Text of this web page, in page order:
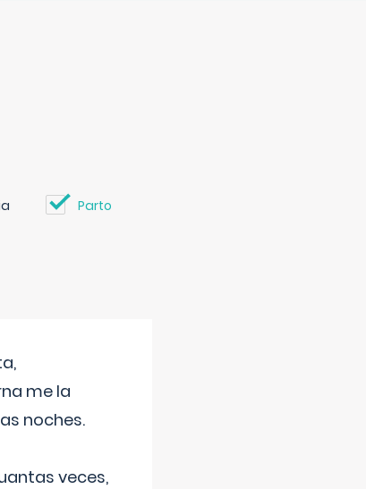
Parto
me la
noches.
veces,